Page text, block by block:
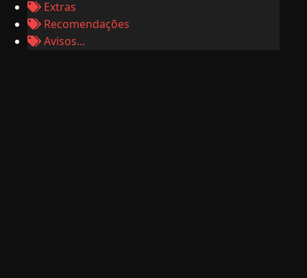
Extras
Recomendações
Avisos...